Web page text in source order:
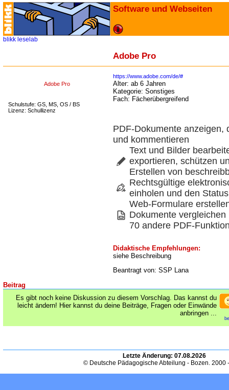
Software und Webseiten
blikk leselab
Adobe Pro
Adobe Pro
Schulstufe: GS, MS, OS / BS
Lizenz: Schullizenz
https://www.adobe.com/de/#
Alter: ab 6 Jahren
Kategorie: Sonstiges
Fach: Fächerübergreifend
PDF-Dokumente anzeigen,
und kommentieren
Text und Bilder
exportieren, schützen
Erstellen von
Rechtsgültige
einholen und den
Web-Formulare
Dokumente
70 andere PDF-
Didaktische Empfehlungen:
siehe Beschreibung
Beantragt von: SSP Lana
Beitrag
Es gibt noch keine Diskussion zu diesem Vorschlag. Das kannst du
leicht ändern! Hier kannst du deine Beiträge, Fragen oder Einwände
anbringen ...
Letzte Änderung: 07.08.2026
© Deutsche Pädagogische Abteilung - Bozen. 2000